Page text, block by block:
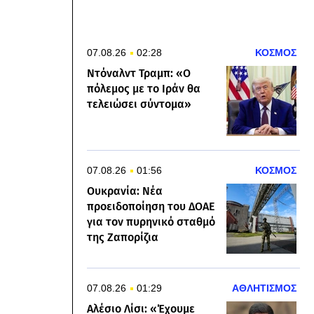
07.08.26 02:28 ΚΟΣΜΟΣ
Ντόναλντ Τραμπ: «Ο
πόλεμος με το Ιράν θα
τελειώσει σύντομα»
07.08.26 01:56 ΚΟΣΜΟΣ
Ουκρανία: Νέα
προειδοποίηση του ΔΟΑΕ
για τον πυρηνικό σταθμό
της Ζαπορίζια
07.08.26 01:29 ΑΘΛΗΤΙΣΜΟΣ
Αλέσιο Λίσι: «Έχουμε